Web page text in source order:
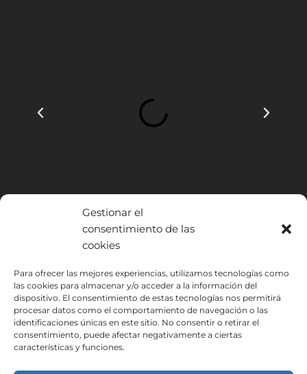
Gestionar el
consentimiento de las
cookies
Para ofrecer las mejores experiencias, utilizamos tecnologías como
las cookies para almacenar y/o acceder a la información del
dispositivo. El consentimiento de estas tecnologías nos permitirá
procesar datos como el comportamiento de navegación o las
identificaciones únicas en este sitio. No consentir o retirar el
consentimiento, puede afectar negativamente a ciertas
características y funciones.
INSTITUTO HISPANICO DE MURCIA, SOCIEDAD LIMITADA ha sido
beneficiario del Fondo Europeo de Desarrollo Regional cuyo objetivo
es mejorar el uso y la calidad de las tecnologías de la información y de
las comunicaciones y el acceso a las mismas y gracias al que ha
podido implantar las siguientes soluciones: Presencia web a través de
página propia. Esta acción ha tenido lugar durante 2020. Para ello ha
contado con el apoyo del programa TIC Cámaras de la Cámara de